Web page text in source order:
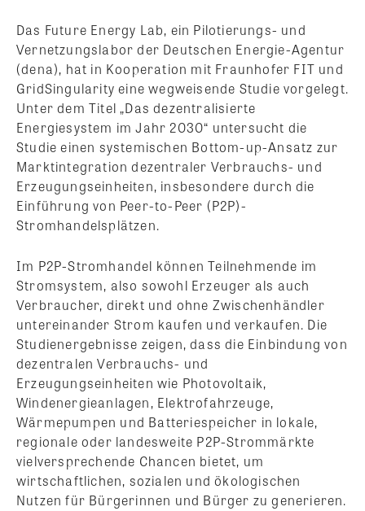
Das Future Energy Lab, ein Pilotierungs- und
Vernetzungslabor der Deutschen Energie-Agentur
(dena), hat in Kooperation mit Fraunhofer FIT und
GridSingularity eine wegweisende Studie vorgelegt.
Unter dem Titel „Das dezentralisierte
Energiesystem im Jahr 2030“ untersucht die
Studie einen systemischen Bottom-up-Ansatz zur
Marktintegration dezentraler Verbrauchs- und
Erzeugungseinheiten, insbesondere durch die
Einführung von Peer-to-Peer (P2P)-
Stromhandelsplätzen.
Im P2P-Stromhandel können Teilnehmende im
Stromsystem, also sowohl Erzeuger als auch
Verbraucher, direkt und ohne Zwischenhändler
untereinander Strom kaufen und verkaufen. Die
Studienergebnisse zeigen, dass die Einbindung von
dezentralen Verbrauchs- und
Erzeugungseinheiten wie Photovoltaik,
Windenergieanlagen, Elektrofahrzeuge,
Wärmepumpen und Batteriespeicher in lokale,
regionale oder landesweite P2P-Strommärkte
vielversprechende Chancen bietet, um
wirtschaftlichen, sozialen und ökologischen
Nutzen für Bürgerinnen und Bürger zu generieren.